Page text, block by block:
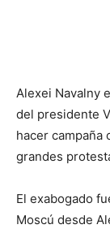
Alexei Navalny
del presidente
hacer campaña
grandes
El exabogado
Moscú desde